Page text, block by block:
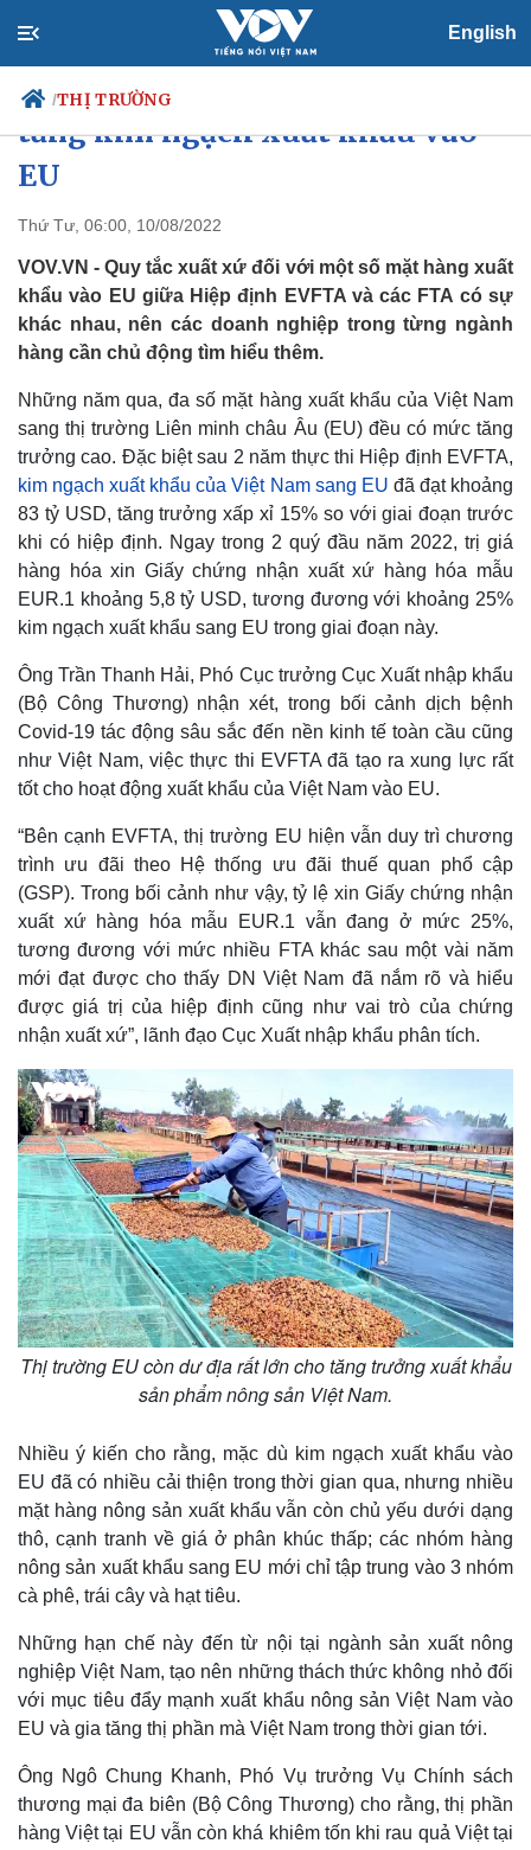
English
/THỊ TRƯỜNG
Chính trị
Tổ chức nhân sự
Quốc hội
Nhận diện sự thật
Tin 24h
Dự báo thời tiết
Giáo dục
Dấu ấn VOV
Việc làm
Nắm vững quy tắc xuất xứ để
tăng kim ngạch xuất khẩu vào
EU
Thứ Tư, 06:00, 10/08/2022
VOV.VN - Quy tắc xuất xứ đối với một số mặt hàng xuất
khẩu vào EU giữa Hiệp định EVFTA và các FTA có sự
khác nhau, nên các doanh nghiệp trong từng ngành
hàng cần chủ động tìm hiểu thêm.
Những năm qua, đa số mặt hàng xuất khẩu của Việt Nam
sang thị trường Liên minh châu Âu (EU) đều có mức tăng
trưởng cao. Đặc biệt sau 2 năm thực thi Hiệp định EVFTA,
kim ngạch xuất khẩu của Việt Nam sang EU đã đạt khoảng
83 tỷ USD, tăng trưởng xấp xỉ 15% so với giai đoạn trước
khi có hiệp định. Ngay trong 2 quý đầu năm 2022, trị giá
hàng hóa xin Giấy chứng nhận xuất xứ hàng hóa mẫu
EUR.1 khoảng 5,8 tỷ USD, tương đương với khoảng 25%
kim ngạch xuất khẩu sang EU trong giai đoạn này.
Ông Trần Thanh Hải, Phó Cục trưởng Cục Xuất nhập khẩu
(Bộ Công Thương) nhận xét, trong bối cảnh dịch bệnh
Covid-19 tác động sâu sắc đến nền kinh tế toàn cầu cũng
như Việt Nam, việc thực thi EVFTA đã tạo ra xung lực rất
tốt cho hoạt động xuất khẩu của Việt Nam vào EU.
“Bên cạnh EVFTA, thị trường EU hiện vẫn duy trì chương
trình ưu đãi theo Hệ thống ưu đãi thuế quan phổ cập
(GSP). Trong bối cảnh như vậy, tỷ lệ xin Giấy chứng nhận
xuất xứ hàng hóa mẫu EUR.1 vẫn đang ở mức 25%,
tương đương với mức nhiều FTA khác sau một vài năm
mới đạt được cho thấy DN Việt Nam đã nắm rõ và hiểu
được giá trị của hiệp định cũng như vai trò của chứng
nhận xuất xứ”, lãnh đạo Cục Xuất nhập khẩu phân tích.
Thị trường EU còn dư địa rất lớn cho tăng trưởng xuất khẩu
sản phẩm nông sản Việt Nam.
Nhiều ý kiến cho rằng, mặc dù kim ngạch xuất khẩu vào
EU đã có nhiều cải thiện trong thời gian qua, nhưng nhiều
mặt hàng nông sản xuất khẩu vẫn còn chủ yếu dưới dạng
thô, cạnh tranh về giá ở phân khúc thấp; các nhóm hàng
nông sản xuất khẩu sang EU mới chỉ tập trung vào 3 nhóm
cà phê, trái cây và hạt tiêu.
Những hạn chế này đến từ nội tại ngành sản xuất nông
nghiệp Việt Nam, tạo nên những thách thức không nhỏ đối
với mục tiêu đẩy mạnh xuất khẩu nông sản Việt Nam vào
EU và gia tăng thị phần mà Việt Nam trong thời gian tới.
Ông Ngô Chung Khanh, Phó Vụ trưởng Vụ Chính sách
thương mại đa biên (Bộ Công Thương) cho rằng, thị phần
hàng Việt tại EU vẫn còn khá khiêm tốn khi rau quả Việt tại